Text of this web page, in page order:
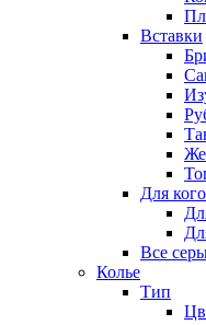
Вставки
Для кого
Все
Колье
Тип